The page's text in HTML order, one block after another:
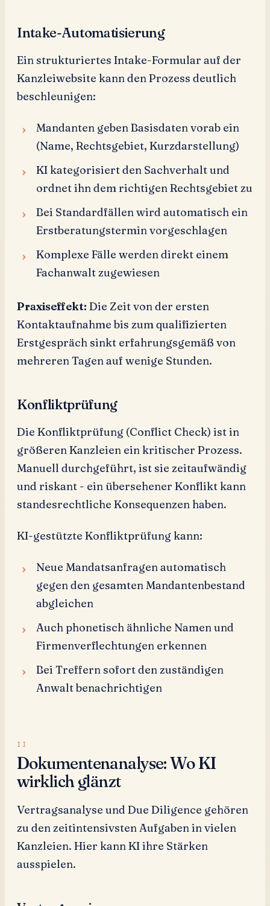
Intake-Automatisierung
Ein strukturiertes Intake-Formular auf der
Kanzleiwebsite kann den Prozess deutlich
beschleunigen:
Mandanten geben Basisdaten vorab ein
(Name, Rechtsgebiet, Kurzdarstellung)
KI kategorisiert den Sachverhalt und
ordnet ihn dem richtigen Rechtsgebiet zu
Bei Standardfällen wird automatisch ein
Erstberatungstermin vorgeschlagen
Komplexe Fälle werden direkt einem
Fachanwalt zugewiesen
Praxiseffekt: Die Zeit von der ersten
Kontaktaufnahme bis zum qualifizierten
Erstgespräch sinkt erfahrungsgemäß von
mehreren Tagen auf wenige Stunden.
Konfliktprüfung
Die Konfliktprüfung (Conflict Check) ist in
größeren Kanzleien ein kritischer Prozess.
Manuell durchgeführt, ist sie zeitaufwändig
und riskant - ein übersehener Konflikt kann
standesrechtliche Konsequenzen haben.
KI-gestützte Konfliktprüfung kann:
Neue Mandatsanfragen automatisch
gegen den gesamten Mandantenbestand
abgleichen
Auch phonetisch ähnliche Namen und
Firmenverflechtungen erkennen
Bei Treffern sofort den zuständigen
Anwalt benachrichtigen
Dokumentenanalyse: Wo KI
wirklich glänzt
Vertragsanalyse und Due Diligence gehören
zu den zeitintensivsten Aufgaben in vielen
Kanzleien. Hier kann KI ihre Stärken
ausspielen.